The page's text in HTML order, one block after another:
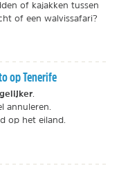
of kajakken tussen
of een walvissafari?
op Tenerife
annuleren.
op het eiland.